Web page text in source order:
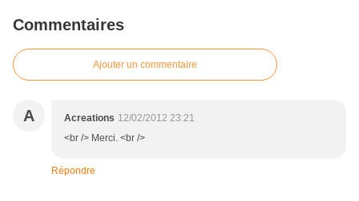
Commentaires
Ajouter un commentaire
A Acreations 12/02/2012 23:21
<br /> Merci. <br />
Répondre